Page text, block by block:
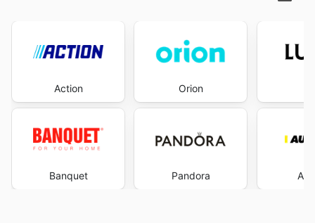
Action
Banquet
Orion
Pandora